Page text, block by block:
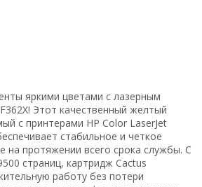
яркими цветами с лазерным
Этот качественный желтый
с принтерами HP Color LaserJet
стабильное и четкое
на протяжении всего срока службы. С
страниц, картридж Cactus
работу без потери